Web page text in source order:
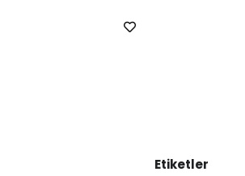
Etiketler